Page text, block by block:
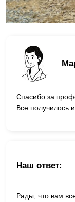
Спасибо за
Все получилось
Наш ответ:
Рады, что вам